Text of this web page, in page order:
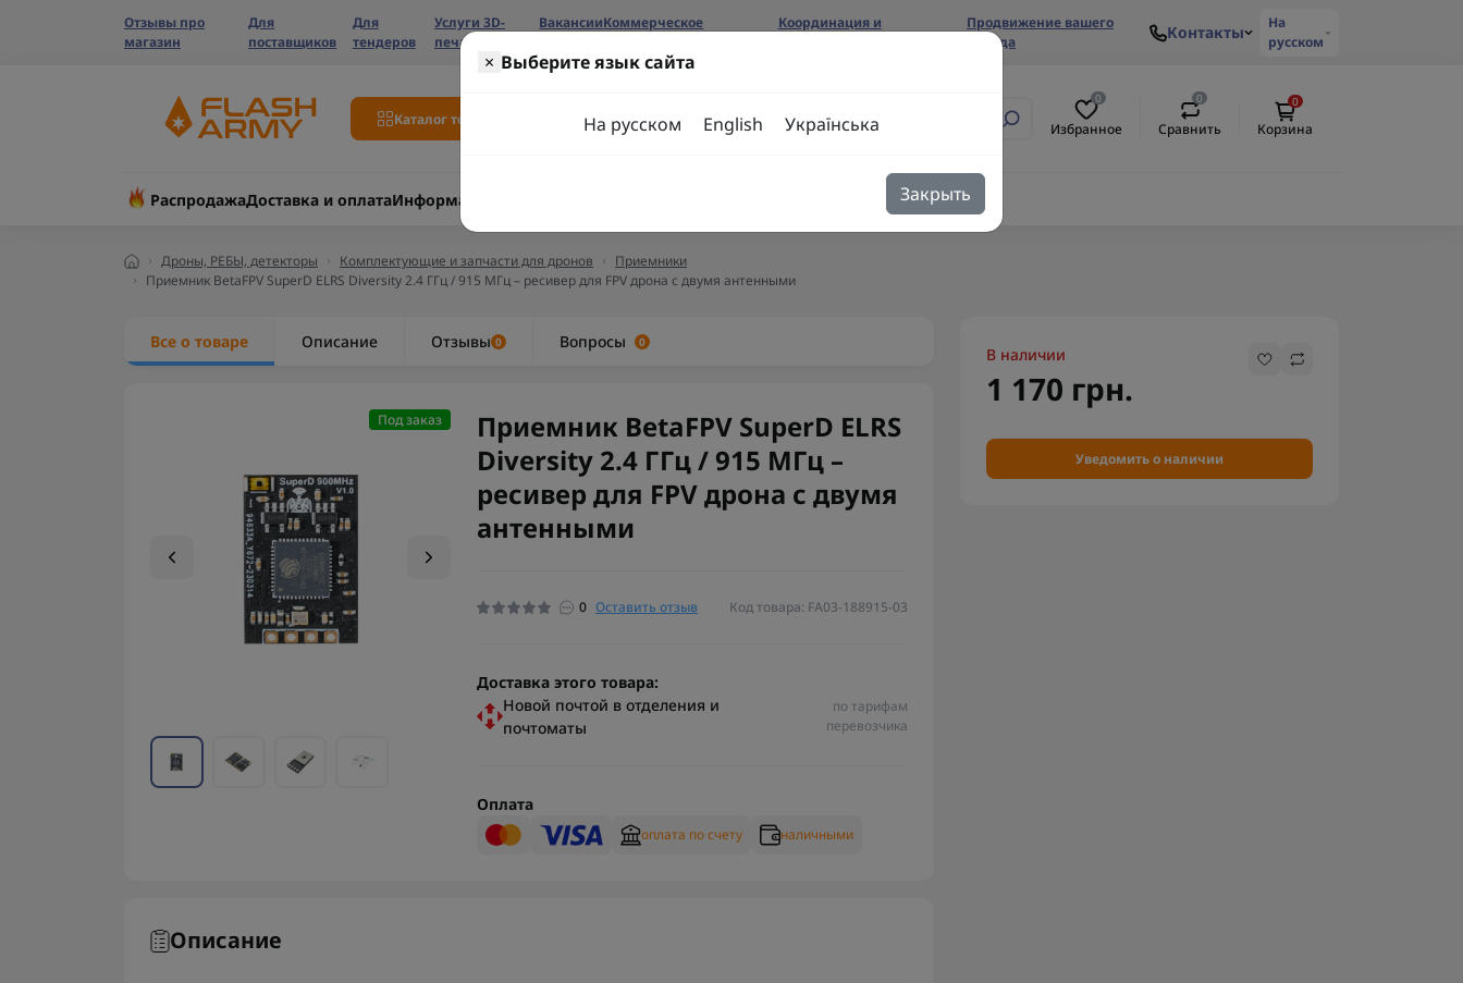
Отзывы про
магазин
Для
поставщиков
Для
тендеров
Услуги 3D-
печати
ВакансииКоммерческое
Координация и
Продвижение вашего
бренда
Контакты
На
русском
Каталог товаров
0
Избранное
0
Сравнить
0
Корзина
РаспродажаДоставка и оплатаИнформация
Дроны, РЕБЫ, детекторы Комплектующие и запчасти для дронов
Приемники
Приемник BetaFPV SuperD ELRS Diversity 2.4 ГГц / 915 МГц – ресивер для FPV дрона с двумя антенными
× Выберите язык сайта
На русском English Українська
Закрыть
Все о товаре Описание Отзывы 0 Вопросы 0
Под заказ
Приемник BetaFPV SuperD ELRS
Diversity 2.4 ГГц / 915 МГц –
ресивер для FPV дрона с двумя
антенными
0 Оставить отзыв Код товара: FA03-188915-03
В наличии
1 170 грн.
Уведомить о наличии
Доставка этого товара:
Новой почтой в отделения и
почтоматы
по тарифам
перевозчика
Оплата
оплата по счету наличными
Описание